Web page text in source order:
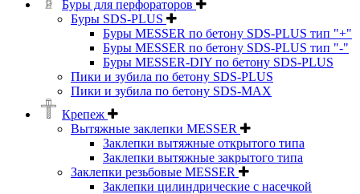
Буры для перфораторов
Буры SDS-PLUS
Буры MESSER по бетону SDS-PLUS тип "+"
Буры MESSER по бетону SDS-PLUS тип "-"
Буры MESSER-DIY по бетону SDS-PLUS
Пики и зубила по бетону SDS-PLUS
Пики и зубила по бетону SDS-MAX
Крепеж
Вытяжные заклепки MESSER
Заклепки вытяжные открытого типа
Заклепки вытяжные закрытого типа
Заклепки резьбовые MESSER
Заклепки цилиндрические с насечкой